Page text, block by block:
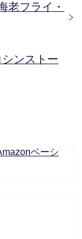
老フライ・
ンストー
ベーシ